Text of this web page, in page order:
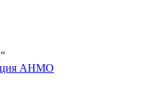
АНМО